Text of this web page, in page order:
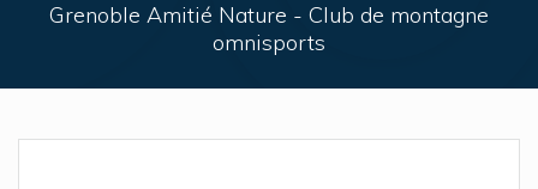
Grenoble Amitié Nature - Club de montagne
omnisports